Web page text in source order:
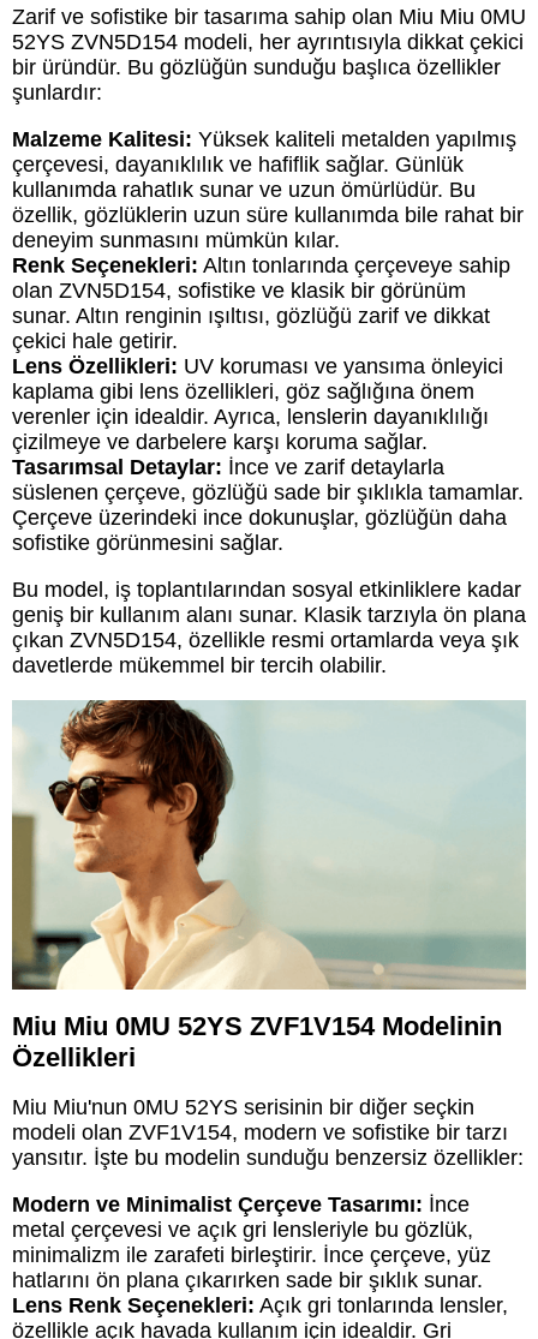
Zarif ve sofistike bir tasarıma sahip olan Miu Miu 0MU
52YS ZVN5D154 modeli, her ayrıntısıyla dikkat çekici
bir üründür. Bu gözlüğün sunduğu başlıca özellikler
şunlardır:
Malzeme Kalitesi: Yüksek kaliteli metalden yapılmış
çerçevesi, dayanıklılık ve hafiflik sağlar. Günlük
kullanımda rahatlık sunar ve uzun ömürlüdür. Bu
özellik, gözlüklerin uzun süre kullanımda bile rahat bir
deneyim sunmasını mümkün kılar.
Renk Seçenekleri: Altın tonlarında çerçeveye sahip
olan ZVN5D154, sofistike ve klasik bir görünüm
sunar. Altın renginin ışıltısı, gözlüğü zarif ve dikkat
çekici hale getirir.
Lens Özellikleri: UV koruması ve yansıma önleyici
kaplama gibi lens özellikleri, göz sağlığına önem
verenler için idealdir. Ayrıca, lenslerin dayanıklılığı
çizilmeye ve darbelere karşı koruma sağlar.
Tasarımsal Detaylar: İnce ve zarif detaylarla
süslenen çerçeve, gözlüğü sade bir şıklıkla tamamlar.
Çerçeve üzerindeki ince dokunuşlar, gözlüğün daha
sofistike görünmesini sağlar.
Bu model, iş toplantılarından sosyal etkinliklere kadar
geniş bir kullanım alanı sunar. Klasik tarzıyla ön plana
çıkan ZVN5D154, özellikle resmi ortamlarda veya şık
davetlerde mükemmel bir tercih olabilir.
Miu Miu 0MU 52YS ZVF1V154 Modelinin
Özellikleri
Miu Miu'nun 0MU 52YS serisinin bir diğer seçkin
modeli olan ZVF1V154, modern ve sofistike bir tarzı
yansıtır. İşte bu modelin sunduğu benzersiz özellikler:
Modern ve Minimalist Çerçeve Tasarımı: İnce
metal çerçevesi ve açık gri lensleriyle bu gözlük,
minimalizm ile zarafeti birleştirir. İnce çerçeve, yüz
hatlarını ön plana çıkarırken sade bir şıklık sunar.
Lens Renk Seçenekleri: Açık gri tonlarında lensler,
özellikle açık havada kullanım için idealdir. Gri